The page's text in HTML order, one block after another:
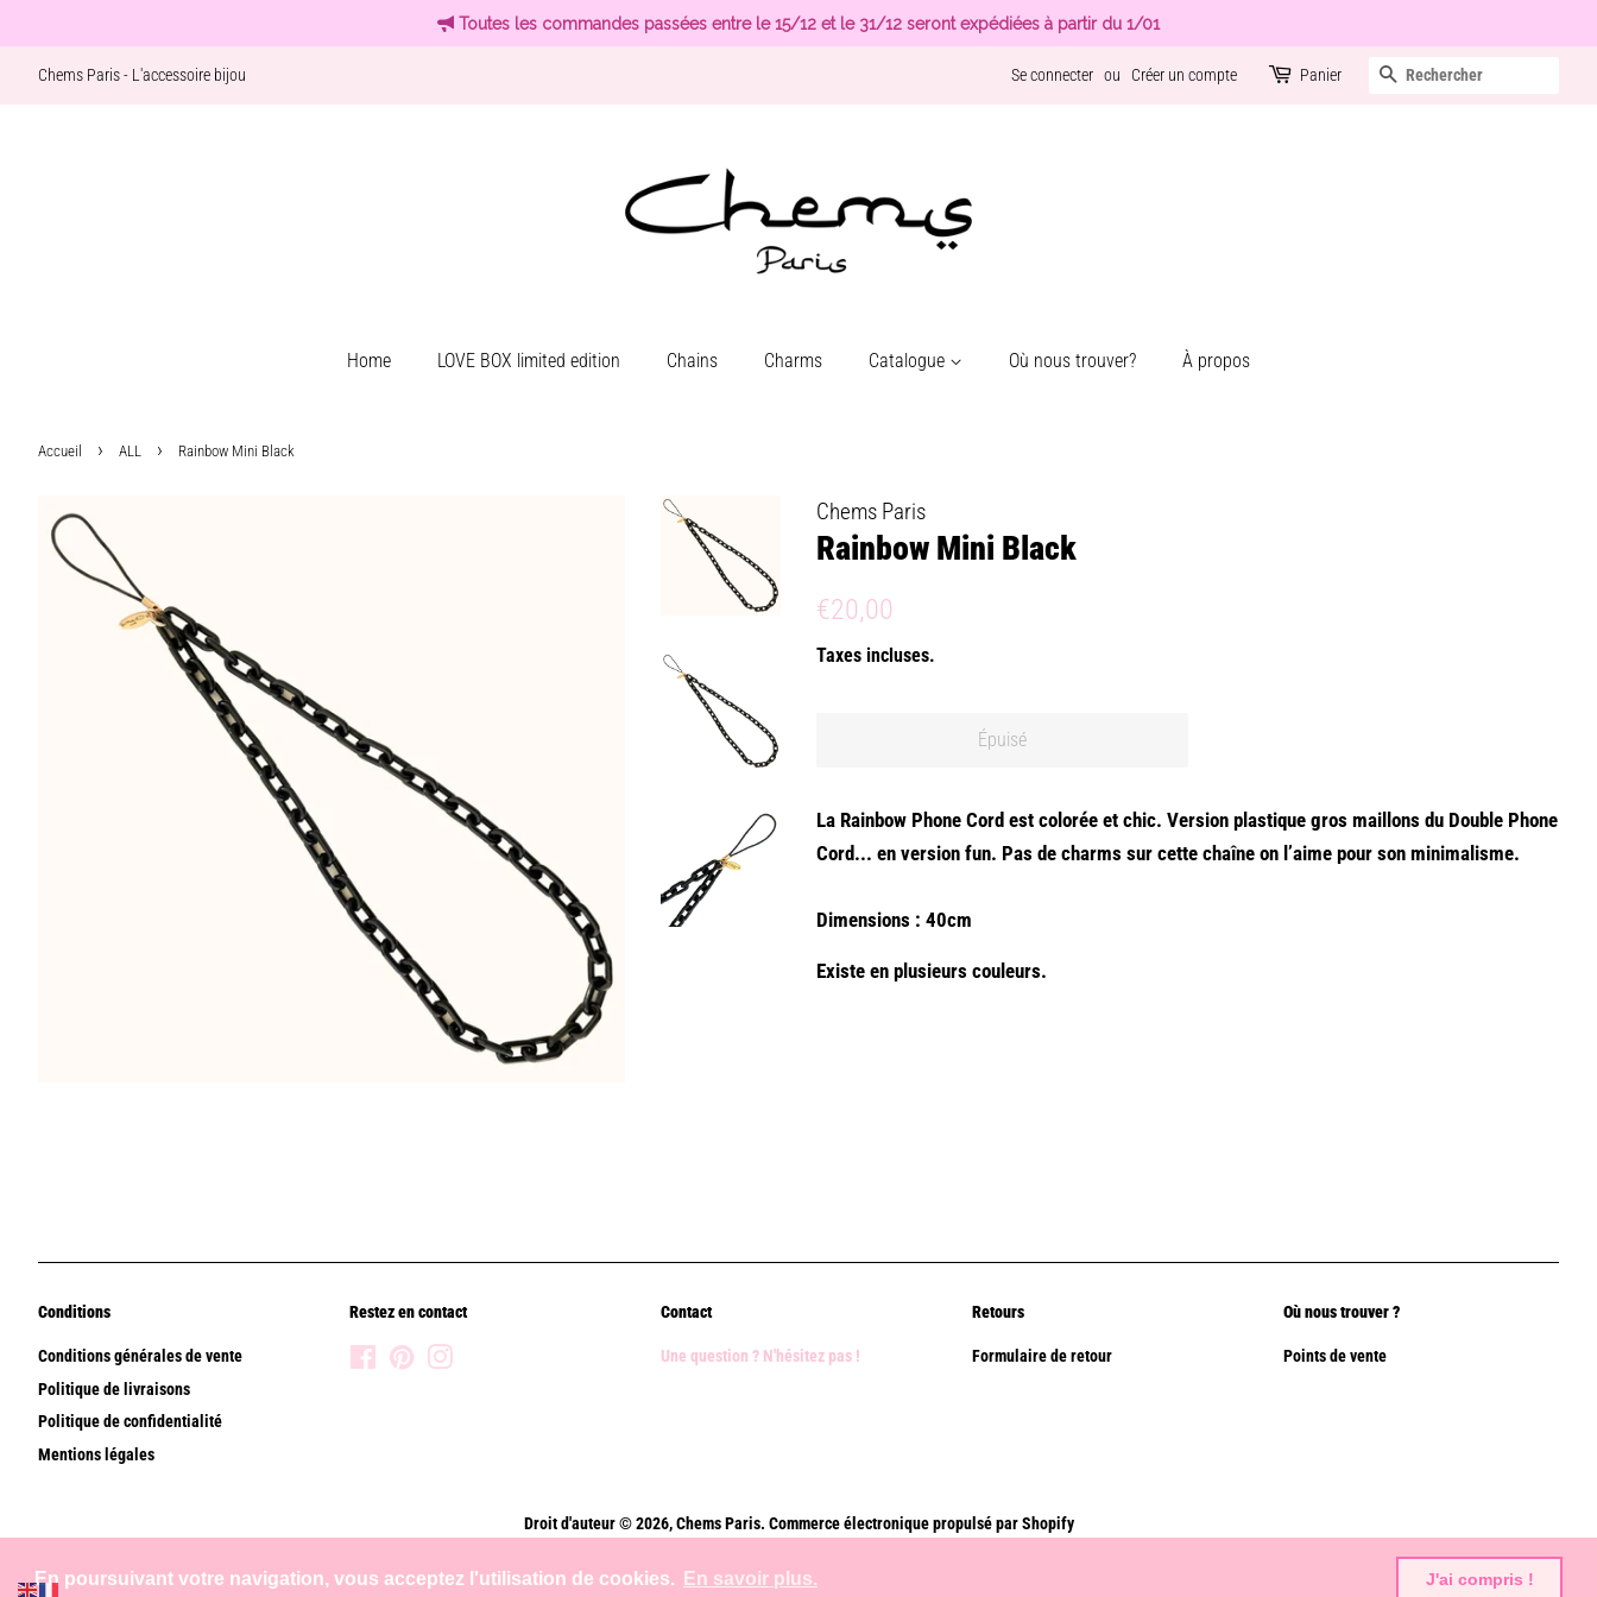
En poursuivant votre navigation, vous acceptez l'utilisation de cookies. En savoir plus. J'ai compris !
Toutes les commandes passées entre le 15/12 et le 31/12 seront expédiées à partir du 1/01
Chems Paris - L'accessoire bijou Se connecter ou Créer un compte Panier Recherche
Home LOVE BOX limited edition Chains Charms Catalogue Où nous trouver? À propos
Accueil › ALL › Rainbow Mini Black
Chems Paris
Rainbow Mini Black
Prix
€20,00
Taxes incluses.
Épuisé
La Rainbow Phone Cord est colorée et chic. Version plastique gros maillons du Double Phone
Cord... en version fun. Pas de charms sur cette chaîne on l’aime pour son minimalisme.
Dimensions : 40cm
Existe en plusieurs couleurs.
Conditions
Conditions générales de vente
Politique de livraisons
Politique de confidentialité
Mentions légales
Restez en contact
FacebookPinterest
Contact
Une question ? N'hésitez pas !
Retours
Formulaire de retour
Où nous trouver ?
Points de vente
Droit d'auteur © 2026,Chems Paris. Commerce électronique propulsé par Shopify